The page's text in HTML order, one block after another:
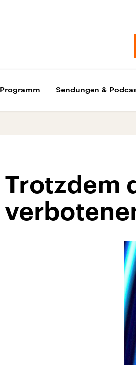
Programm Sendungen &
Trotzdem